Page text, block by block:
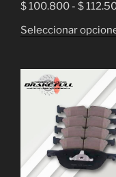
$100.800 - $
Seleccionar